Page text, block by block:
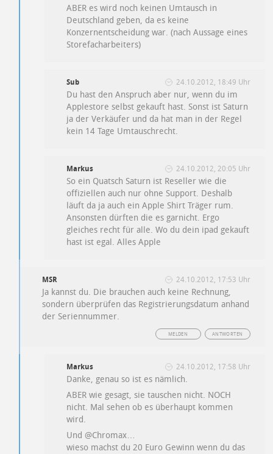
ABER es wird noch keinen Umtausch in
Deutschland geben, da es keine
Konzernentscheidung war. (nach Aussage eines
Storefacharbeiters)
Sub 24.10.2012, 18:49 Uhr
Du hast den Anspruch aber nur, wenn du im
Applestore selbst gekauft hast. Sonst ist Saturn
ja der Verkäufer und da hat man in der Regel
kein 14 Tage Umtauschrecht.
Markus 24.10.2012, 20:05 Uhr
So ein Quatsch Saturn ist Reseller wie die
offiziellen auch nur ohne Support. Deshalb
läuft da ja auch ein Apple Shirt Träger rum.
Ansonsten dürften die es garnicht. Ergo
gleiches recht für alle. Wo du dein ipad gekauft
hast ist egal. Alles Apple
MSR 24.10.2012, 17:53 Uhr
Ja kannst du. Die brauchen auch keine Rechnung,
sondern überprüfen das Registrierungsdatum anhand
der Seriennummer.
ANTWORTEN
MELDEN
Markus 24.10.2012, 17:58 Uhr
Danke, genau so ist es nämlich.
ABER wie gesagt, sie tauschen nicht. NOCH
nicht. Mal sehen ob es überhaupt kommen
wird.
Und @Chromax…
wieso machst du 20 Euro Gewinn wenn du das